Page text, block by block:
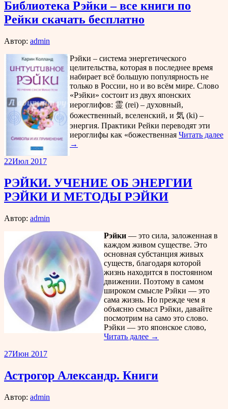
Библиотека Рэйки – все книги по
Рейки скачать бесплатно
Автор: admin
Рэйки – система энергетического
целительства, которая в последнее время
набирает всё большую популярность не
только в России, но и во всём мире. Слово
«Рэйки» состоит из двух японских
иероглифов: 霊 (rei) – духовный,
божественный, вселенский, и 気 (ki) –
энергия. Практики Рейки переводят эти
иероглифы как «божественная Читать далее
→
22Июл 2017
РЭЙКИ. УЧЕНИЕ ОБ ЭНЕРГИИ
РЭЙКИ И МЕТОДЫ РЭЙКИ
Автор: admin
Рэйки — это сила, заложенная в
каждом живом существе. Это
основная субстанция живых
существ, благодаря которой
жизнь находится в постоянном
движении. Поэтому в самом
широком смысле Рэйки — это
сама жизнь. Но прежде чем я
объясню смысл Рэйки, давайте
посмотрим на само это слово.
Рэйки — это японское слово,
Читать далее →
27Июн 2017
Астрогор Александр. Книги
Автор: admin